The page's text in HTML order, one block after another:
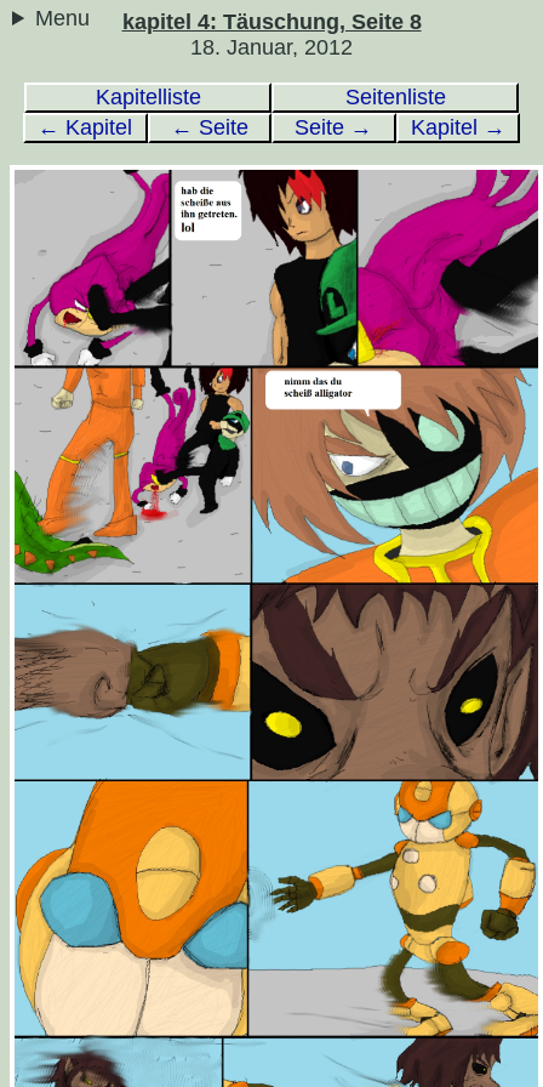
kapitel 4: Täuschung, Seite 8
18. Januar, 2012
Kapitelliste
Seitenliste
← Kapitel
← Seite Seite → Kapitel →
Menu